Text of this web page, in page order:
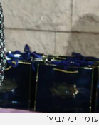
עומר ינקלביץ'